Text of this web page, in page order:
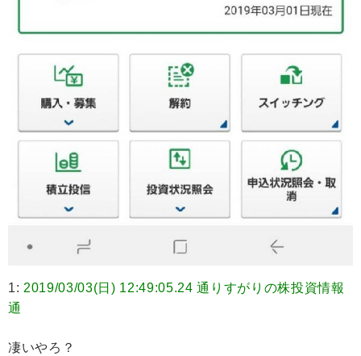
1: 2019/03/03(日) 12:49:05.24 通りすがりの株投資情報
通
凄いやろ？